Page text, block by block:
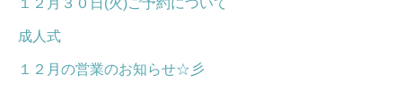
成人式
１２月の営業のお知らせ☆彡